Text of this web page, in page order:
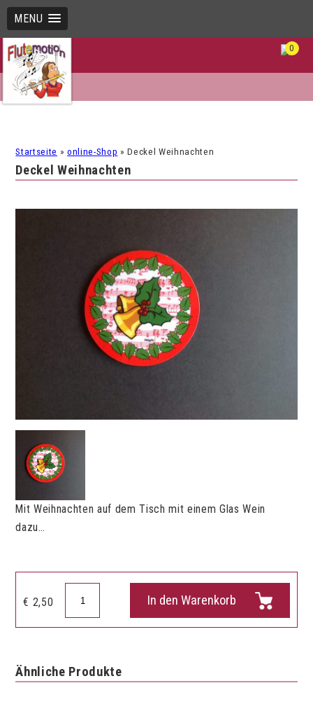
MENU
0
Startseite »online-Shop »Deckel Weihnachten
Deckel Weihnachten
Mit Weihnachten auf dem Tisch mit einem Glas Wein
dazu…
€ 2,50
Menge
In den Warenkorb
Ähnliche Produkte